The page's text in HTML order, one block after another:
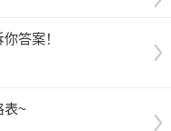
答案！
表~